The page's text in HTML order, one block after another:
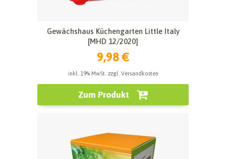
Gewächshaus Küchengarten Little Italy
[MHD 12/2020]
9,98 €
inkl. 19% MwSt. zzgl. Versandkosten
Zum Produkt